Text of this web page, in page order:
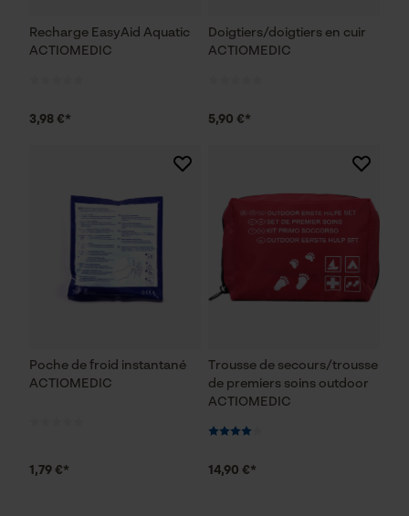
Recharge EasyAid Aquatic
ACTIOMEDIC
3,98 €*
Doigtiers/doigtiers en cuir
ACTIOMEDIC
5,90 €*
Poche de froid instantané
ACTIOMEDIC
1,79 €*
Trousse de secours/trousse
de premiers soins outdoor
ACTIOMEDIC
14,90 €*
Econda Tag Manager
Cookies statistiques
Econda Analytics
Mouseflow Web Analytics Tool
Fact-Finder Tracking
fonctionnalité
Loop54 Personalization